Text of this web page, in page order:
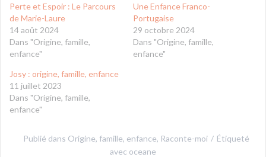
Perte et Espoir : Le Parcours
de Marie-Laure
14 août 2024
Dans "Origine, famille,
enfance"
Une Enfance Franco-
Portugaise
29 octobre 2024
Dans "Origine, famille,
enfance"
Josy : origine, famille, enfance
11 juillet 2023
Dans "Origine, famille,
enfance"
Publié dans Origine, famille, enfance, Raconte-moi
Étiqueté
avec oceane